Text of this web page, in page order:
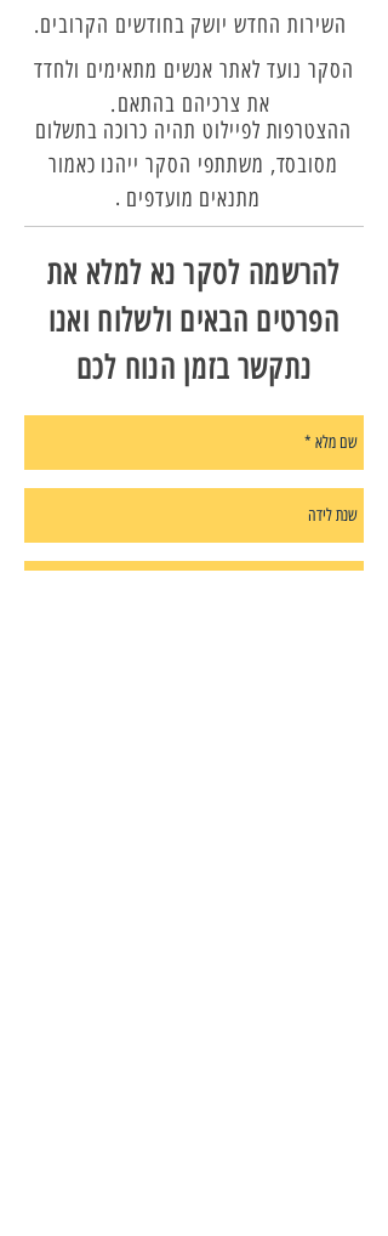
.השירות החדש יושק בחודשים הקרובים
.
הסקר נועד לאתר אנשים מתאימים ולחדד
את צרכיהם בהתאם
.
ההצטרפות לפיילוט תהיה כרוכה בתשלום
מסובסד, משתתפי הסקר ייהנו כאמור
מתנאים מועדפים
להרשמה לסקר נא למלא את
הפרטים הבאים ולשלוח ואנו
נתקשר בזמן הנוח לכם